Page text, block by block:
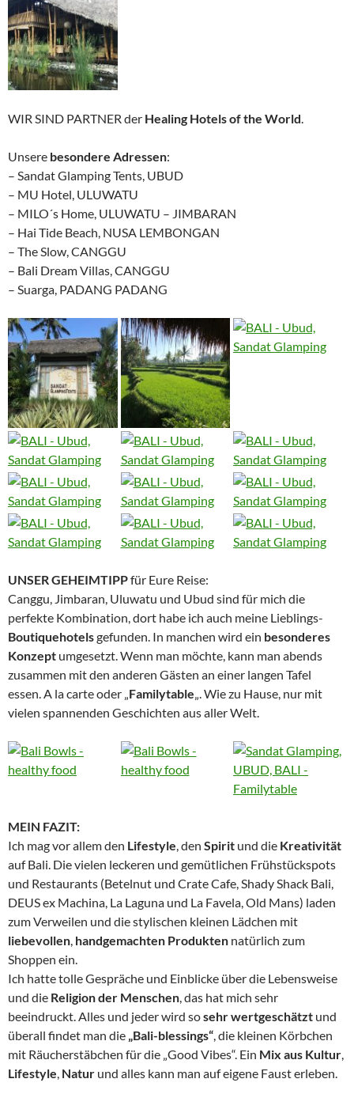
WIR SIND PARTNER der Healing Hotels of the World.
Unsere besondere Adressen:
– Sandat Glamping Tents, UBUD
– MU Hotel, ULUWATU
– MILO´s Home, ULUWATU – JIMBARAN
– Hai Tide Beach, NUSA LEMBONGAN
– The Slow, CANGGU
– Bali Dream Villas, CANGGU
– Suarga, PADANG PADANG
UNSER GEHEIMTIPPfür Eure Reise:
Canggu, Jimbaran, Uluwatu und Ubud sind für mich die
perfekte Kombination, dort habe ich auch meine Lieblings-
Boutiquehotelsgefunden. In manchen wird ein besonderes
Konzept umgesetzt. Wenn man möchte, kann man abends
zusammen mit den anderen Gästen an einer langen Tafel
essen. A la carte oder „ Familytable „. Wie zu Hause, nur mit
vielen spannenden Geschichten aus aller Welt.
MEIN FAZIT:
Ich mag vor allem den Lifestyle , den Spirit und die Kreativität
auf Bali. Die vielen leckeren und gemütlichen Frühstückspots
und Restaurants (Betelnut und Crate Cafe, Shady Shack Bali,
DEUS ex Machina, La Laguna und La Favela, Old Mans) laden
zum Verweilen und die stylischen kleinen Lädchen mit
liebevollen handgemachten Produkten natürlich zum
Shoppen ein.
Ich hatte tolle Gespräche und Einblicke über die Lebensweise
und die Religion der Menschen , das hat mich sehr
beeindruckt. Alles und jeder wird sosehr wertgeschätzt und
überall findet man die „Bali-blessings“ , die kleinen Körbchen
mit Räucherstäbchen für die „Good Vibes“. Ein Mix aus Kultur
Lifestyle Natur und alles kann man auf eigene Faust erleben.